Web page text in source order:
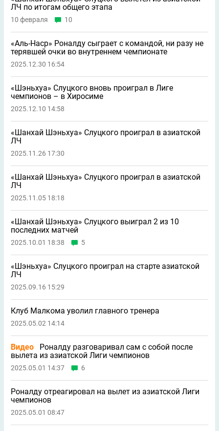
ЛЧ по итогам общего этапа
10 февраля 10
«Аль-Наср» Роналду сыграет с командой, ни разу не
терявшей очки во внутреннем чемпионате
2025.12.30 16:54
«Шэньхуа» Слуцкого вновь проиграл в Лиге
чемпионов – в Хиросиме
2025.12.10 14:58
«Шанхай Шэньхуа» Слуцкого проиграл в азиатской
ЛЧ
2025.11.26 17:30
«Шанхай Шэньхуа» Слуцкого проиграл в азиатской
ЛЧ
2025.11.05 18:18
«Шанхай Шэньхуа» Слуцкого выиграл 2 из 10
последних матчей
2025.10.01 18:38 5
«Шэньхуа» Слуцкого проиграл на старте азиатской
ЛЧ
2025.09.16 15:29
Клуб Малкома уволил главного тренера
2025.05.02 14:14
Видео
Роналду разговаривал сам с собой после
вылета из азиатской Лиги чемпионов
2025.05.01 14:37 6
Роналду отреагировал на вылет из азиатской Лиги
чемпионов
2025.05.01 08:47